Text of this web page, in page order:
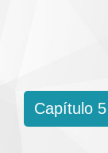
Capítulo 5